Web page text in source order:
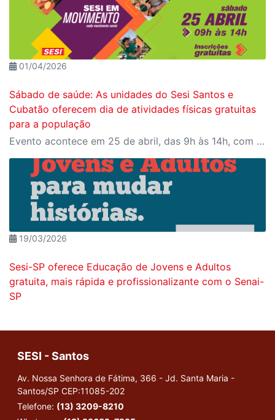
01/04/2026
Sábado de saúde: As unidades do Sesi Santos e
Cubatão oferecem dia de atividades físicas gratuitas
para a população
Evento acontece em 25 de abril, das 9h às 14h, com programação para todas as idades Cubatão
19/03/2026
Sesi-SP oferece Educação de Jovens e Adultos
gratuita, mais rápida e profissionalizante com o Senai-
SP
SESI - Santos
Av. Nossa Senhora de Fátima, 366 - Jd. Santa Maria -
Santos/SP CEP:11085-202
Telefone: (13) 3209-8210